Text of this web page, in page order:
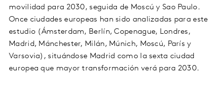
movilidad para 2030, seguida de Moscú y Sao Paulo.
Once ciudades europeas han sido analizadas para este
estudio (Ámsterdam, Berlín, Copenague, Londres,
Madrid, Mánchester, Milán, Múnich, Moscú, París y
Varsovia), situándose Madrid como la sexta ciudad
europea que mayor transformación verá para 2030.